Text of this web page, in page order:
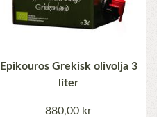
Epikouros Grekisk olivolja 3
liter
880,00 kr